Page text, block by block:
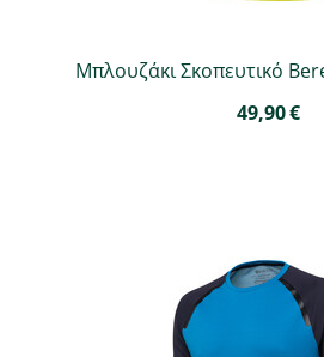
Μπλουζάκι Σκοπευτικό
49,90€